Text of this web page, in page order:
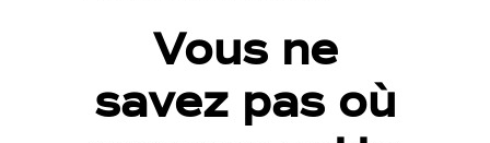
Vous ne
savez pas où